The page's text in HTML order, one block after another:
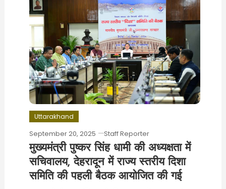
Uttarakhand
September 20, 2025 Staff Reporter
मुख्यमंत्री पुष्कर सिंह धामी की अध्यक्षता में
सचिवालय, देहरादून में राज्य स्तरीय दिशा
समिति की पहली बैठक आयोजित की गई